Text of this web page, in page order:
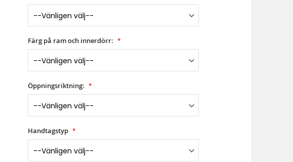
Färg på ram och innerdörr:
Öppningsriktning:
Handtagstyp